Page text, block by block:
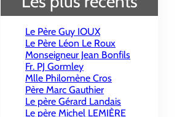
Le Père Guy IOUX
Le Père Léon Le Roux
Monseigneur Jean Bonfils
Fr. PJ Gormley
Mlle Philomène Cros
Père Marc Gauthier
Le père Gérard Landais
Le père Michel LEMIÈRE